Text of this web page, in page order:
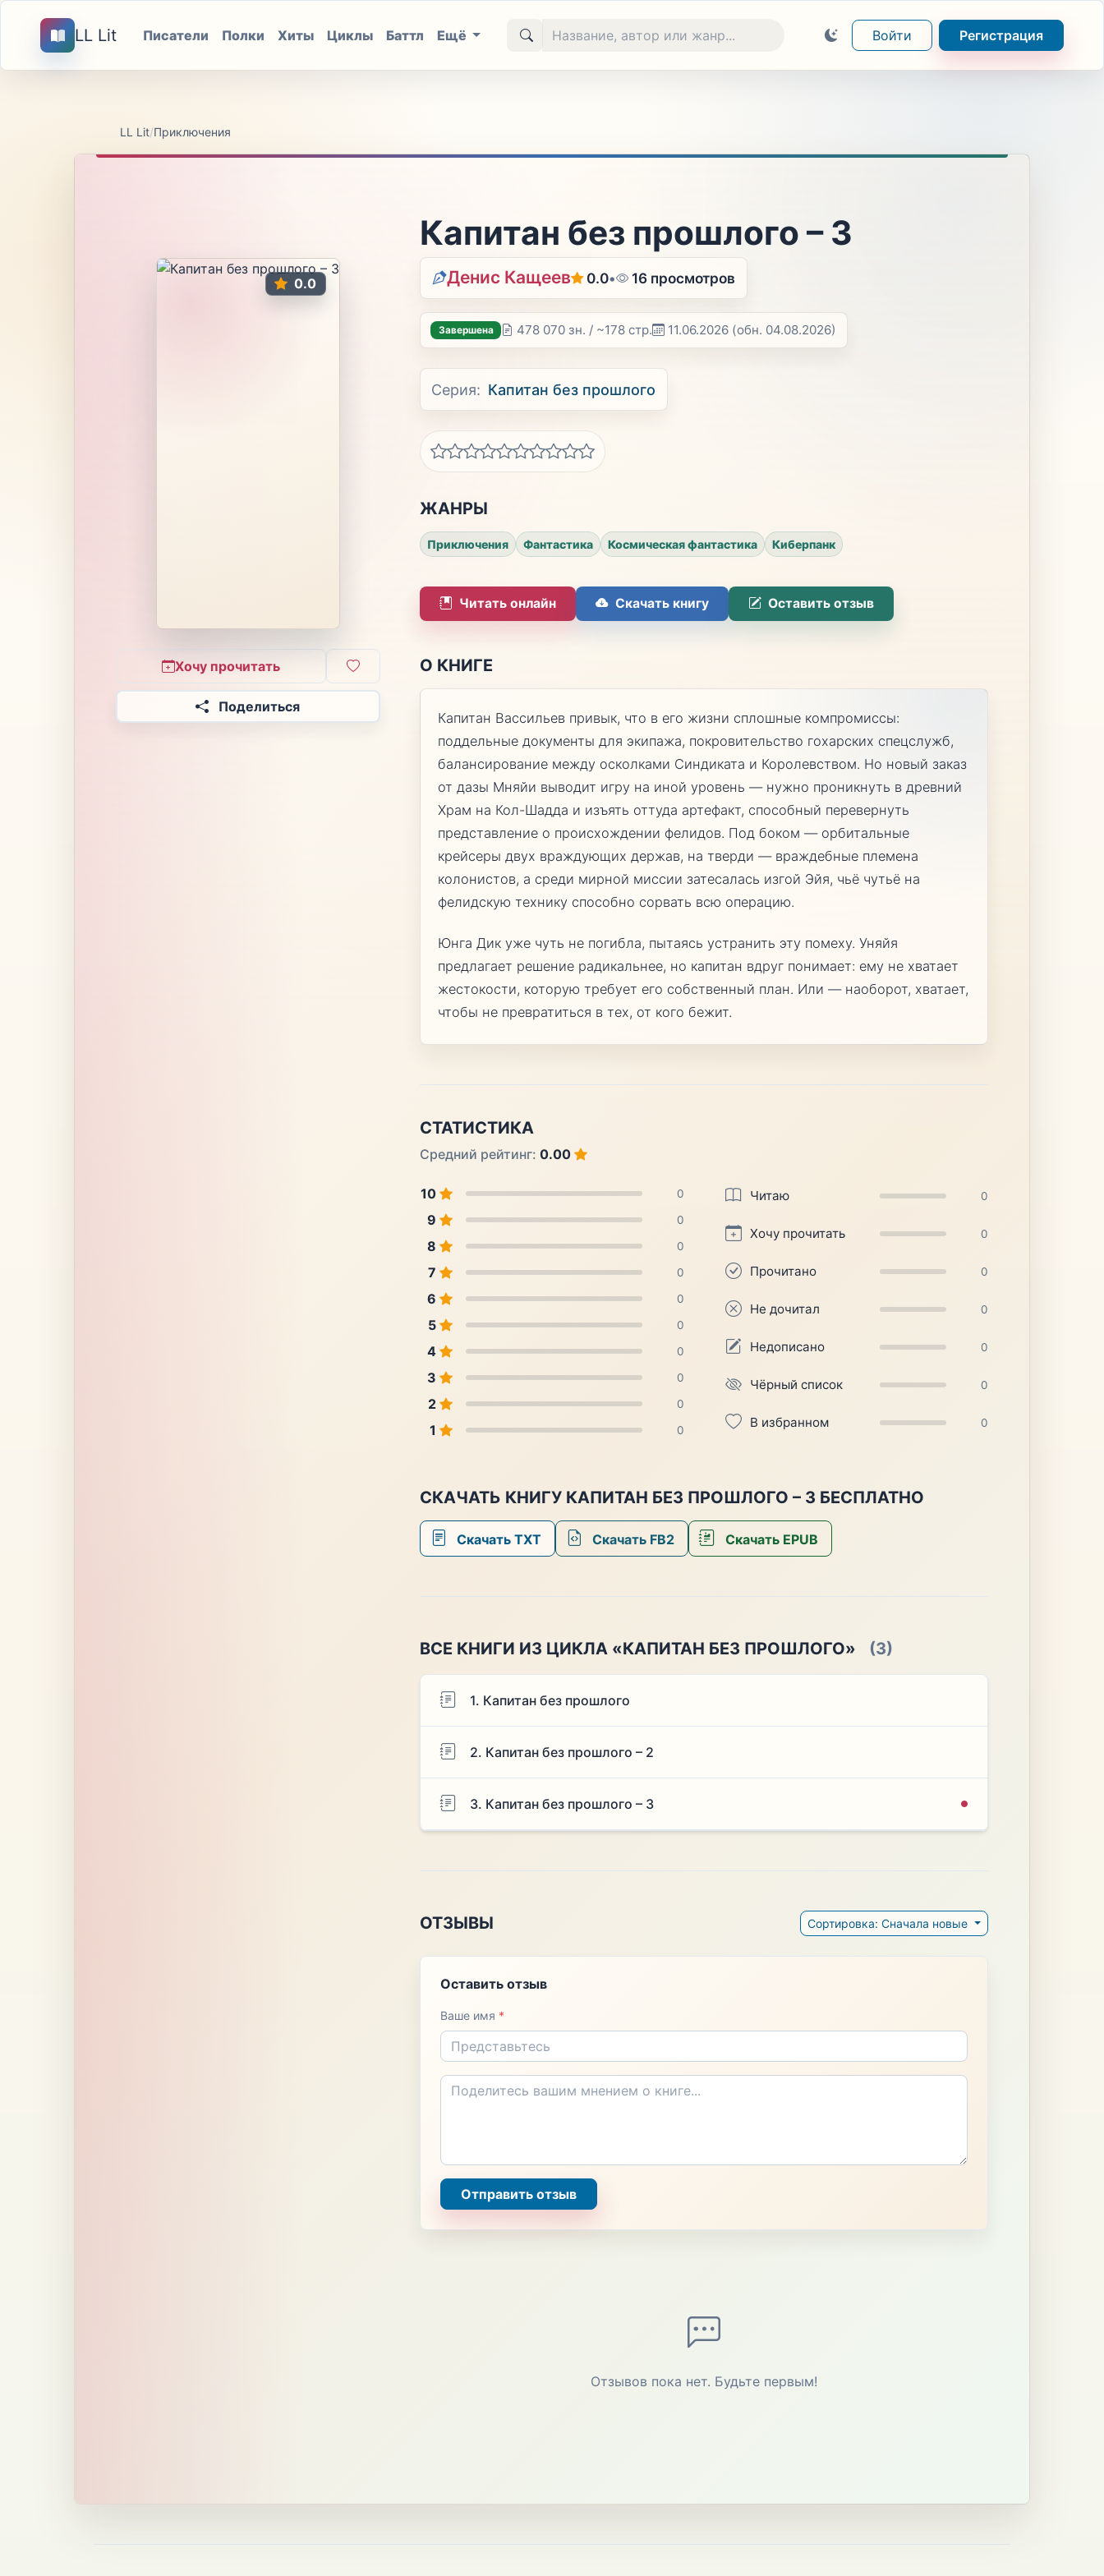
LL Lit Писатели Полки Хиты Циклы Баттл Ещё Войти Регистрация
LL Lit/Приключения
0.0
Хочу прочитать
Поделиться
Капитан без прошлого – 3
Денис Кащеев 0.0• 16 просмотров
Завершена 478 070 зн. / ~178 стр. 11.06.2026 (обн. 04.08.2026)
Серия: Капитан без прошлого
ЖАНРЫ
Приключения Фантастика Космическая фантастика Киберпанк
Читать онлайн Скачать книгу Оставить отзыв
О КНИГЕ
Капитан Вассильев привык, что в его жизни сплошные компромиссы:
поддельные документы для экипажа, покровительство гохарских спецслужб,
балансирование между осколками Синдиката и Королевством. Но новый заказ
от дазы Мняйи выводит игру на иной уровень — нужно проникнуть в древний
Храм на Кол-Шадда и изъять оттуда артефакт, способный перевернуть
представление о происхождении фелидов. Под боком — орбитальные
крейсеры двух враждующих держав, на тверди — враждебные племена
колонистов, а среди мирной миссии затесалась изгой Эйя, чьё чутьё на
фелидскую технику способно сорвать всю операцию.
Юнга Дик уже чуть не погибла, пытаясь устранить эту помеху. Уняйя
предлагает решение радикальнее, но капитан вдруг понимает: ему не хватает
жестокости, которую требует его собственный план. Или — наоборот, хватает,
чтобы не превратиться в тех, от кого бежит.
СТАТИСТИКА
Средний рейтинг: 0.00
10 0
9 0
8 0
7 0
6 0
5 0
4 0
3 0
2 0
1 0
Читаю 0
Хочу прочитать 0
Прочитано 0
Не дочитал 0
Недописано 0
Чёрный список 0
В избранном 0
СКАЧАТЬ КНИГУ КАПИТАН БЕЗ ПРОШЛОГО – 3 БЕСПЛАТНО
Скачать TXT Скачать FB2 Скачать EPUB
ВСЕ КНИГИ ИЗ ЦИКЛА «КАПИТАН БЕЗ ПРОШЛОГО» (3)
1. Капитан без прошлого
2. Капитан без прошлого – 2
3. Капитан без прошлого – 3
ОТЗЫВЫ Сортировка: Сначала новые
Оставить отзыв
Ваше имя *
Отправить отзыв
Отзывов пока нет. Будьте первым!